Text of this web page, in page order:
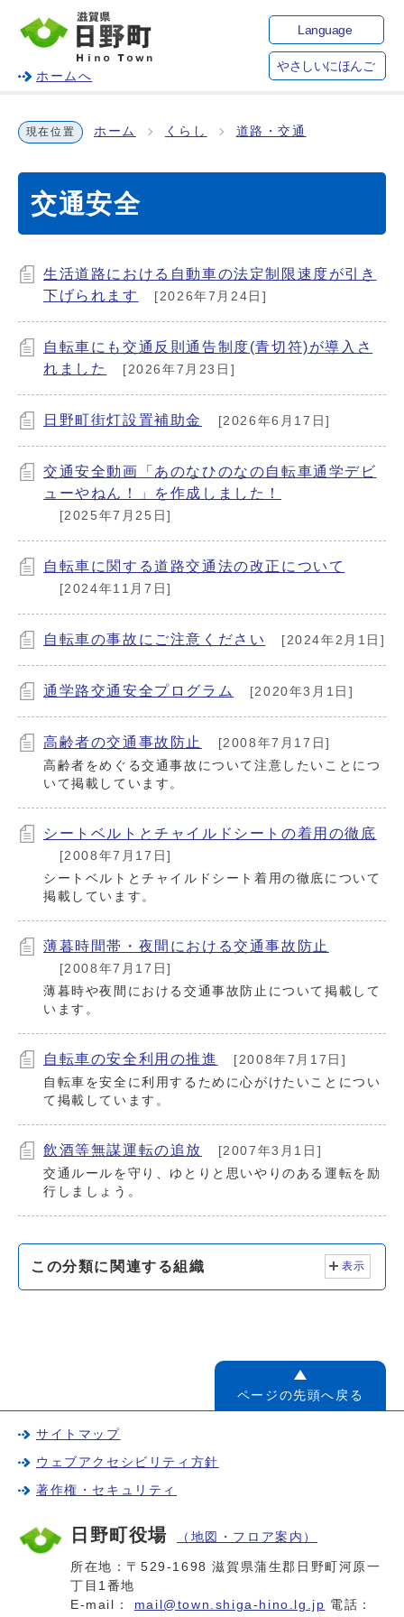
ホームへ
Language
やさしいにほんご
現在位置 ホーム くらし 道路・交通
交通安全
生活道路における自動車の法定制限速度が引き
下げられます
[2026年7月24日]
自転車にも交通反則通告制度(青切符)が導入さ
れました
[2026年7月23日]
日野町街灯設置補助金 [2026年6月17日]
交通安全動画「あのなひのなの自転車通学デビ
ューやねん！」を作成しました！
[2025年7月25日]
自転車に関する道路交通法の改正について
[2024年11月7日]
自転車の事故にご注意ください [2024年2月1日]
通学路交通安全プログラム [2020年3月1日]
高齢者の交通事故防止
[2008年7月17日]
高齢者をめぐる交通事故について注意したいことにつ
いて掲載しています。
シートベルトとチャイルドシートの着用の徹底
[2008年7月17日]
シートベルトとチャイルドシート着用の徹底について
掲載しています。
薄暮時間帯・夜間における交通事故防止
[2008年7月17日]
薄暮時や夜間における交通事故防止について掲載して
います。
自転車の安全利用の推進
[2008年7月17日]
自転車を安全に利用するために心がけたいことについ
て掲載しています。
飲酒等無謀運転の追放
[2007年3月1日]
交通ルールを守り、ゆとりと思いやりのある運転を励
行しましょう。
この分類に関連する組織 表示
ページの先頭へ戻る
サイトマップ
ウェブアクセシビリティ方針
著作権・セキュリティ
日野町役場 （地図・フロア案内）
所在地：〒529-1698 滋賀県蒲生郡日野町河原一
丁目1番地
E-mail： mail@town.shiga-hino.lg.jp 電話：